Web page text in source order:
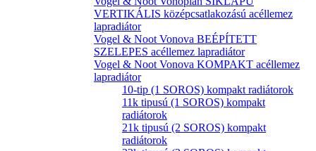
VERTIKÁLIS középcsatlakozású acéllemez
lapradiátor
Vogel & Noot Vonova BEÉPÍTETT
SZELEPES acéllemez lapradiátor
Vogel & Noot Vonova KOMPAKT acéllemez
lapradiátor
10-tip (1 SOROS) kompakt radiátorok
11k tipusú (1 SOROS) kompakt
radiátorok
21k tipusú (2 SOROS) kompakt
radiátorok